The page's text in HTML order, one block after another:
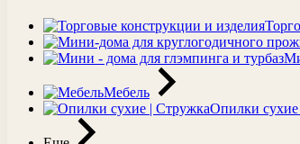
Мебель
Опилки